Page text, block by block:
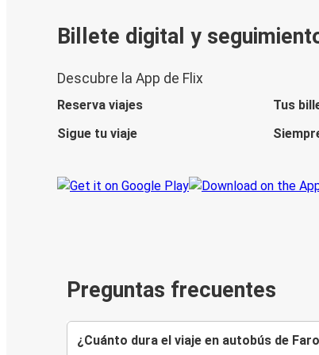
Billete digital y
Descubre la App de Flix
Reserva viajes
Tus
Sigue tu viaje
Preguntas frecuentes
¿Cuánto dura el viaje en autobús de